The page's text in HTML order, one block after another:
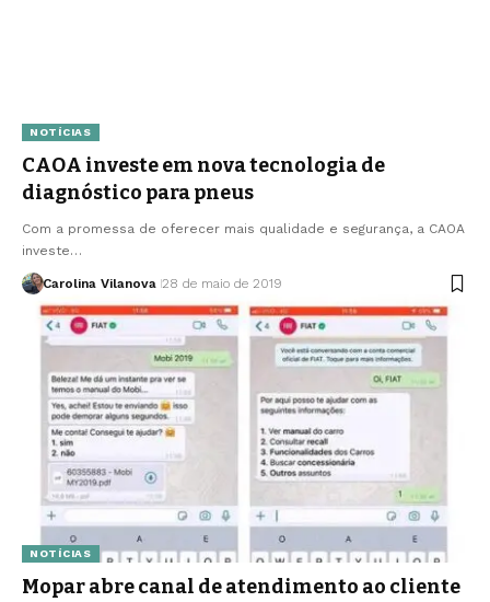
NOTÍCIAS
CAOA investe em nova tecnologia de
diagnóstico para pneus
Com a promessa de oferecer mais qualidade e segurança, a CAOA
investe…
Carolina Vilanova 28 de maio de 2019
NOTÍCIAS
Mopar abre canal de atendimento ao cliente